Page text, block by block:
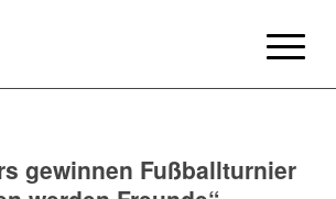
gewinnen Fußballturnier